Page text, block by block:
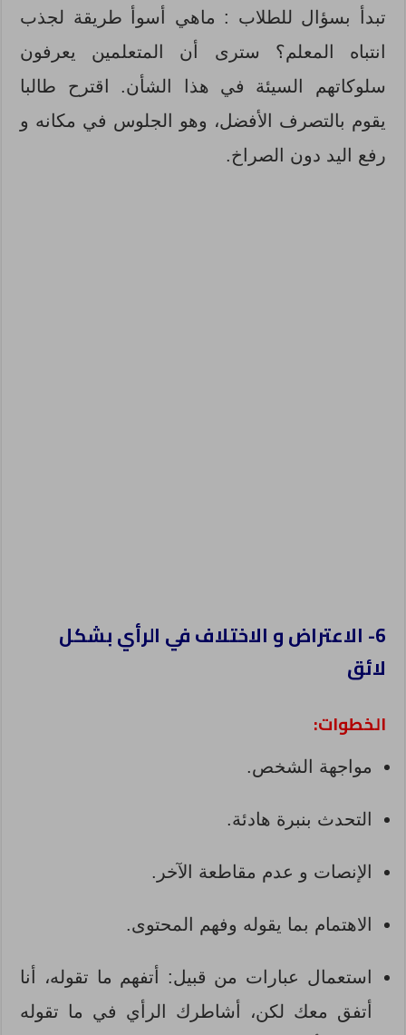
تبدأ بسؤال للطلاب : ماهي أسوأ طريقة لجذب
انتباه المعلم؟ سترى أن المتعلمين يعرفون
سلوكاتهم السيئة في هذا الشأن. اقترح طالبا
يقوم بالتصرف الأفضل، وهو الجلوس في مكانه و
رفع اليد دون الصراخ.
6- الاعتراض و الاختلاف في الرأي بشكل
لائق
الخطوات:
مواجهة الشخص.
التحدث بنبرة هادئة.
الإنصات و عدم مقاطعة الآخر.
الاهتمام بما يقوله وفهم المحتوى.
استعمال عبارات من قبيل: أتفهم ما تقوله، أنا
أتفق معك لكن، أشاطرك الرأي في ما تقوله